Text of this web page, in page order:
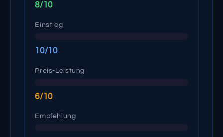
8/10
Einstieg
10/10
Preis-Leistung
6/10
Empfehlung